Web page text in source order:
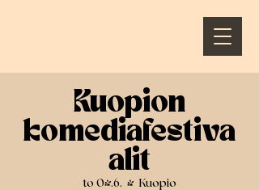
Kuopion
komediafestiva
alit
to 04.6.
  |
Kuopio